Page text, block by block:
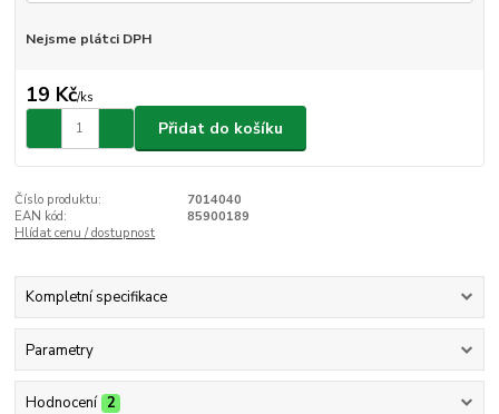
Nejsme plátci DPH
19 Kč/ks
Přidat do košíku
Číslo produktu:
7014040
EAN kód:
85900189
Hlídat cenu / dostupnost
Kompletní specifikace
Parametry
Hodnocení 2